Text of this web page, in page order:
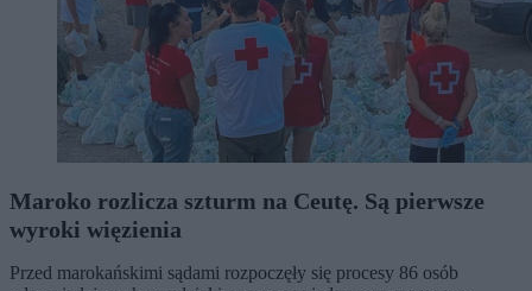
Maroko rozlicza szturm na Ceutę. Są pierwsze
wyroki więzienia
Przed marokańskimi sądami rozpoczęły się procesy 86 osób